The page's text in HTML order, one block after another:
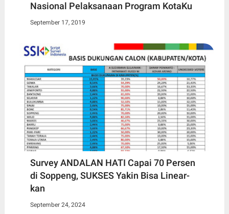
Nasional Pelaksanaan Program KotaKu
September 17, 2019
Survey ANDALAN HATI Capai 70 Persen
di Soppeng, SUKSES Yakin Bisa Linear-
kan
September 24, 2024